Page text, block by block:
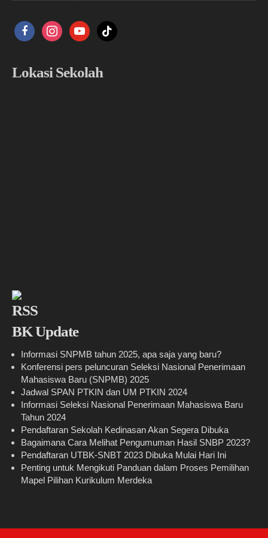
facebookinstagramyoutubetiktok
Lokasi Sekolah
BK Update
Informasi SNPMB tahun 2025, apa saja yang baru?
Konferensi pers peluncuran Seleksi Nasional Penerimaan
Mahasiswa Baru (SNPMB) 2025
Jadwal SPAN PTKIN dan UM PTKIN 2024
Informasi Seleksi Nasional Penerimaan Mahasiswa Baru
Tahun 2024
Pendaftaran Sekolah Kedinasan Akan Segera Dibuka
Bagaimana Cara Melihat Pengumuman Hasil SNBP 2023?
Pendaftaran UTBK-SNBT 2023 Dibuka Mulai Hari Ini
Penting untuk Mengikuti Panduan dalam Proses Pemilihan
Mapel Pilihan Kurikulum Merdeka